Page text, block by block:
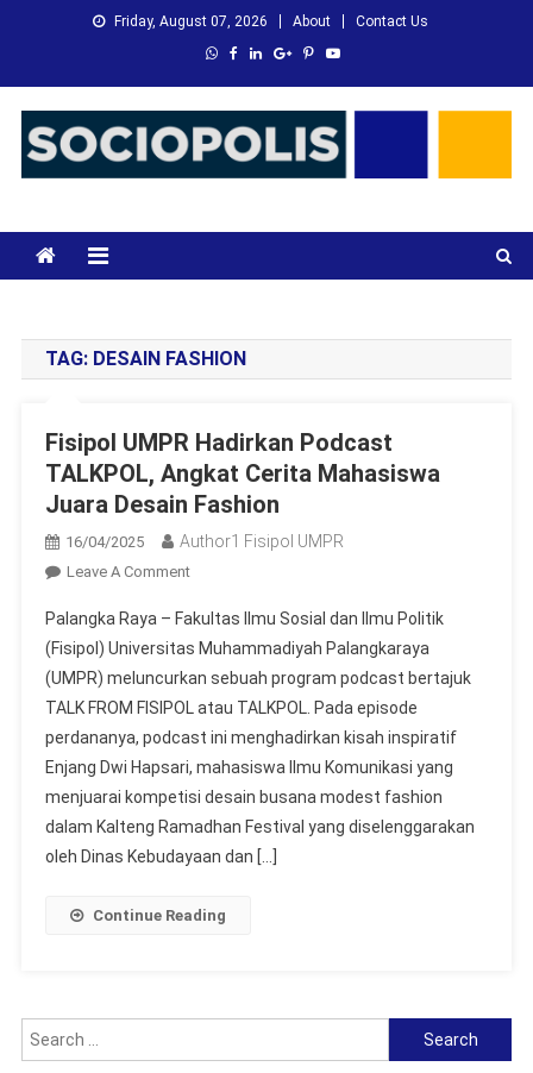
Friday, August 07, 2026 About Contact Us
TAG: DESAIN FASHION
Fisipol UMPR Hadirkan Podcast
TALKPOL, Angkat Cerita Mahasiswa
Juara Desain Fashion
16/04/2025 Author1 Fisipol UMPR
Leave A CommentOn
UMPR
Hadirkan
Podcast
TALKPOL,
Angkat
Cerita
Mahasiswa
Juara
Palangka Raya – Fakultas Ilmu Sosial dan Ilmu Politik
(Fisipol) Universitas Muhammadiyah Palangkaraya
(UMPR) meluncurkan sebuah program podcast bertajuk
TALK FROM FISIPOL atau TALKPOL. Pada episode
perdananya, podcast ini menghadirkan kisah inspiratif
Enjang Dwi Hapsari, mahasiswa Ilmu Komunikasi yang
menjuarai kompetisi desain busana modest fashion
dalam Kalteng Ramadhan Festival yang diselenggarakan
oleh Dinas Kebudayaan dan […]
Continue Reading
Search
for: